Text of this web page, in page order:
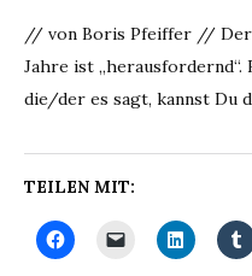
// von Boris Pfeiffer // Der
Jahre ist „herausfordernd“.
die/der es sagt, kannst Du
TEILEN MIT: